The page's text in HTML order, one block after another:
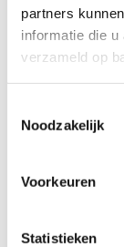
partners
informatie die
verzameld op
Noodzakelijk
Voorkeuren
Statistieken
speeltuin,
Tussen de